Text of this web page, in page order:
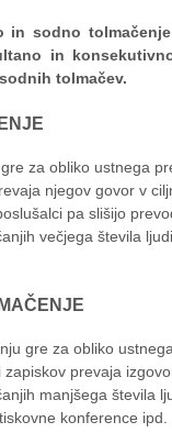
in sodno
in
tolmačev.
za obliko ustnega
njegov govor v
pa slišijo
večjega števila
gre za obliko
prevaja
manjšega števila
konference ipd.